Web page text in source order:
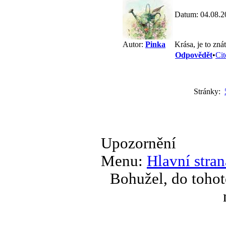
Autor: Pinka
Datum:
Krása, je to
Odpovědět•
Stránky:
Upozornění
Menu: Hlavní
Bohužel, do